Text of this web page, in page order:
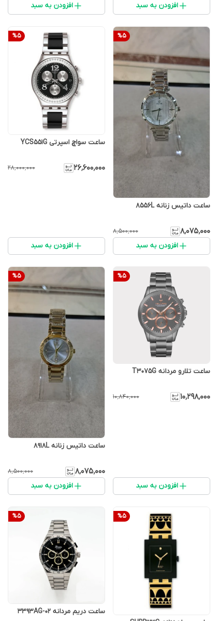
افزودن به سبد افزودن به سبد
%5
ساعت داتیس زنانه 8556L
۸٬۰۷۵٬۰۰۰ ۸٬۵۰۰٬۰۰۰
افزودن به سبد
%5
ساعت سواچ اسپرتی YCS551G
۲۶٬۶۰۰٬۰۰۰ ۲۸٬۰۰۰٬۰۰۰
افزودن به سبد
%5
ساعت تلارو مردانه T3075G
۱۰٬۲۹۸٬۰۰۰ ۱۰٬۸۴۰٬۰۰۰
افزودن به سبد
%5
ساعت داتیس زنانه 8918L
۸٬۰۷۵٬۰۰۰ ۸٬۵۰۰٬۰۰۰
افزودن به سبد
%5
%5
ساعت دریم مردانه 3393AG-02